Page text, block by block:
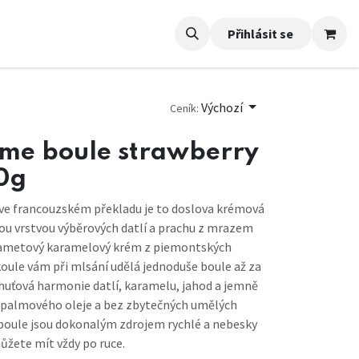
Přihlásit se
Ceník: Výchozí
boule strawberry
francouzském překladu je to doslova krémová
vrstvou výběrových datlí a prachu z mrazem
karamelový krém z piemontských
vám při mlsání udělá jednoduše boule až za
harmonie datlí, karamelu, jahod a jemně
oleje a bez zbytečných umělých
jsou dokonalým zdrojem rychlé a nebesky
mít vždy po ruce.